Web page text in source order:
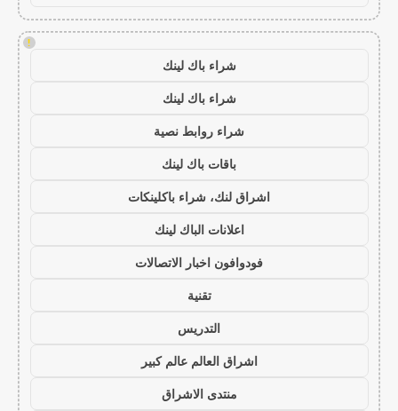
!
شراء باك لينك
شراء باك لينك
شراء روابط نصية
باقات باك لينك
اشراق لنك، شراء باكلينكات
اعلانات الباك لينك
فودوافون اخبار الاتصالات
تقنية
التدريس
اشراق العالم عالم كبير
منتدى الاشراق